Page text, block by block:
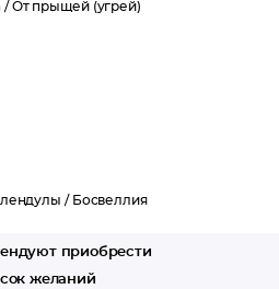
/От прыщей (угрей)
/ Босвеллия
приобрести
желаний